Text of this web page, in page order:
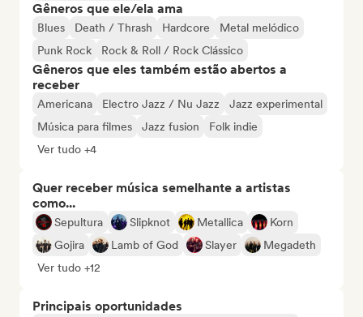
Gêneros que ele/ela ama
Blues Death / Thrash Hardcore
Metal melódico
Punk Rock
Rock & Roll / Rock Clássico
Gêneros que eles também estão abertos a
receber
Americana Electro Jazz / Nu Jazz
Jazz experimental
Música para filmes
Jazz fusion
Folk indie
Ver tudo +4
Quer receber música semelhante a artistas
como...
Sepultura Slipknot Metallica
Korn
Gojira
Lamb of God Slayer
Megadeth
Ver tudo +12
Principais oportunidades